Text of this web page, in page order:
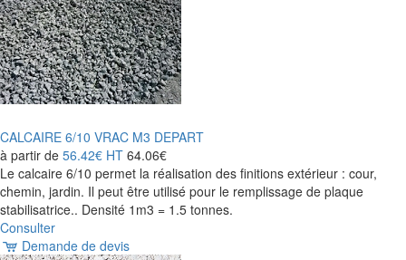
CALCAIRE 6/10 VRAC M3 DEPART
à partir de 56.42€ HT 64.06€
Le calcaire 6/10 permet la réalisation des finitions extérieur : cour,
chemin, jardin. Il peut être utilisé pour le remplissage de plaque
stabilisatrice.. Densité 1m3 = 1.5 tonnes.
Consulter
Demande de devis